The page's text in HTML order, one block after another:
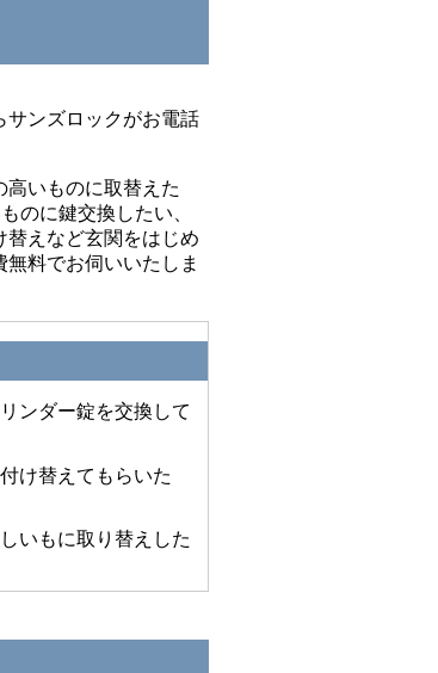
サンズロックがお電話
いものに取替えた
のに鍵交換したい、
えなど玄関をはじめ
料でお伺いいたしま
ンダー錠を交換して
け替えてもらいた
いもに取り替えした